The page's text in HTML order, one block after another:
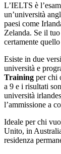
L’IELTS è
un’università
paesi come
Zelanda. Se il
certamente
Esiste in due
università e
Training per chi
a 9 e i risultati
università
l’ammissione a
Ideale per chi
Unito, in
residenza